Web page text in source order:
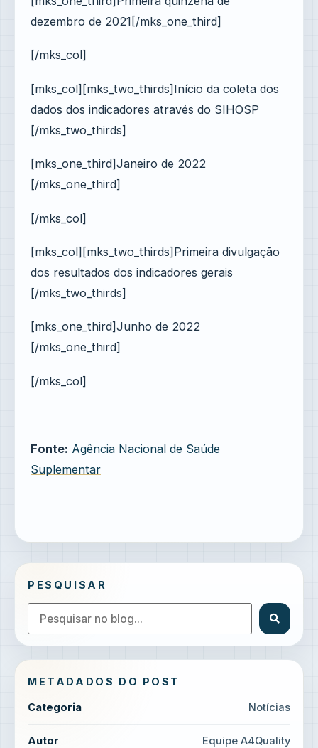
dezembro de 2021[/mks_one_third]
[/mks_col]
[mks_col][mks_two_thirds]Início da coleta dos
dados dos indicadores através do SIHOSP
[/mks_two_thirds]
[mks_one_third]Janeiro de 2022
[/mks_one_third]
[/mks_col]
[mks_col][mks_two_thirds]Primeira divulgação
dos resultados dos indicadores gerais
[/mks_two_thirds]
[mks_one_third]Junho de 2022
[/mks_one_third]
[/mks_col]
Fonte: Agência Nacional de Saúde
Suplementar
PESQUISAR
METADADOS DO POST
Categoria Notícias
Autor Equipe A4Quality